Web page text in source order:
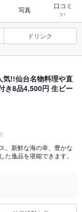
写真 口コミ
91
ドリンク
気!!仙台名物料理や直
き8品4,500円 生ビー
。新鮮な海の幸、豊かな
逸品を堪能できます。